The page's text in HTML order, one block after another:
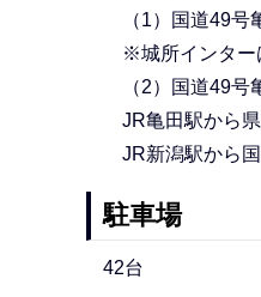
（1）国道49号
※城所インター
（2）国道49号
JR亀田駅から県
JR新潟駅から国
駐車場
42台